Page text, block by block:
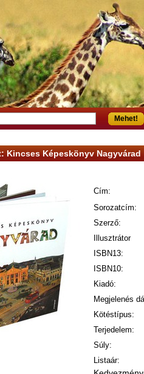
Mehet!
Kincses Képeskönyv Nagyvárad
Cím:
Sorozatcím:
Szerző:
Illusztrátor
ISBN13:
ISBN10:
Kiadó:
Megjelenés
Kötéstípus:
Terjedelem:
Súly:
Listaár: